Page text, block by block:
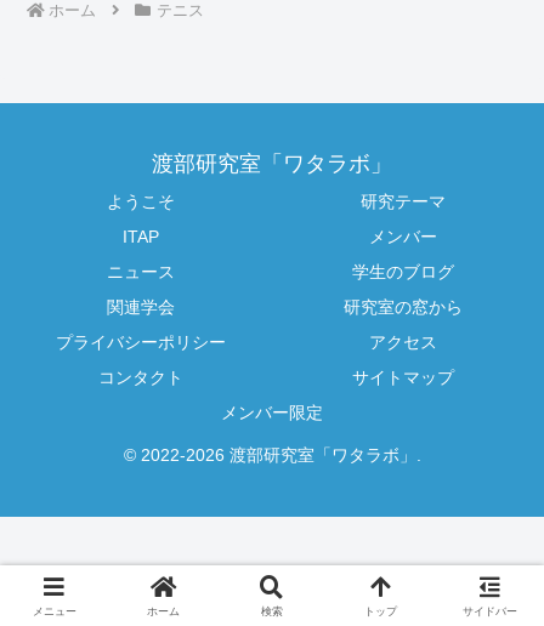
ホーム テニス
渡部研究室「ワタラボ」
ようこそ
研究テーマ
ITAP
メンバー
ニュース
学生のブログ
関連学会
研究室の窓から
プライバシーポリシー
アクセス
コンタクト
サイトマップ
メンバー限定
© 2022-2026 渡部研究室「ワタラボ」.
メニュー ホーム 検索 トップ サイドバー